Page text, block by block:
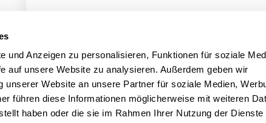
und Anzeigen zu personalisieren, Funktionen für soziale
auf unsere Website zu analysieren. Außerdem geben wir
unserer Website an unsere Partner für soziale Medien,
führen diese Informationen möglicherweise mit weiteren
haben oder die sie im Rahmen Ihrer Nutzung der Dienste
Konsumenten, die Power angewendet haben,
Stimulation als auch körperliche Entspannung
(fokussiert) steigern, ein glückliches Gefühl
Schläfrigkeit herbeiführen. Das sensorische Erlebnis
beschrieben.
Terpene und potentielle medizinische